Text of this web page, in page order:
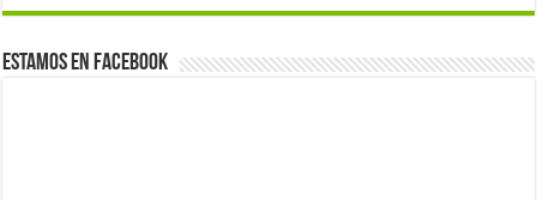
Estamos en Facebook